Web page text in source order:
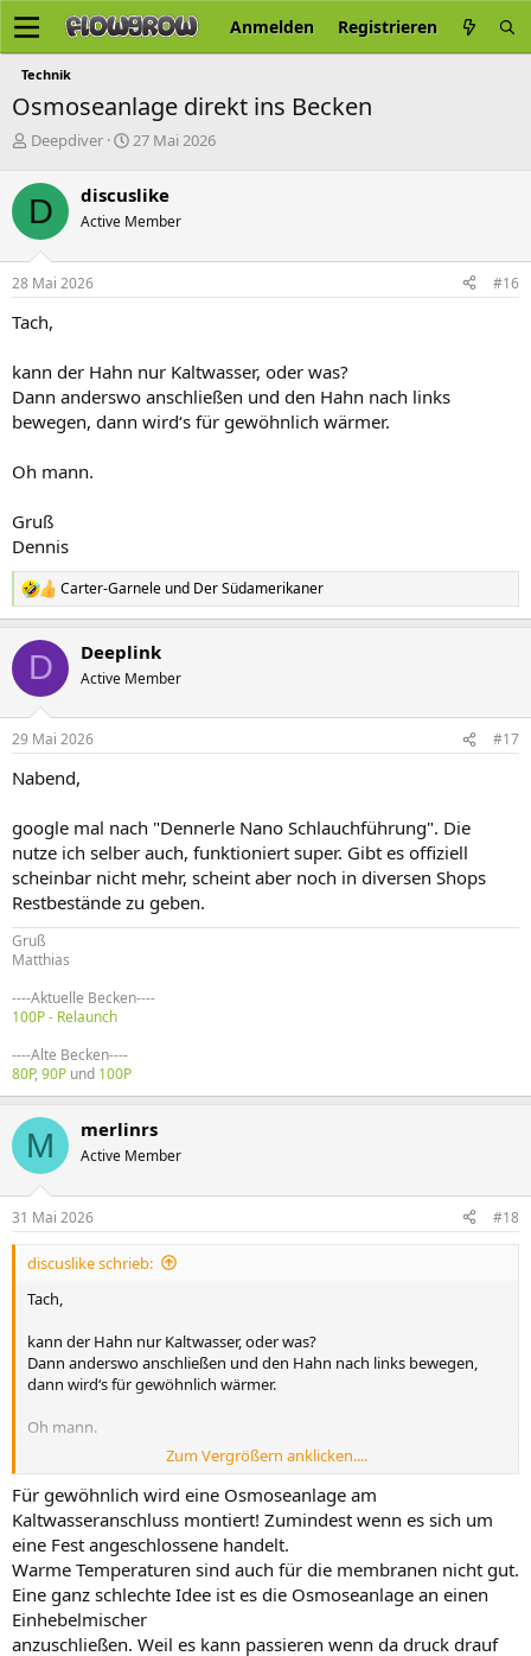
Anmelden Registrieren
Technik
Osmoseanlage direkt ins Becken
E
s
t
e
l
l
e
Deepdiver
E
t
e
l
27 Mai 2026
D discuslike
Active Member
28 Mai 2026 #16
Tach,
kann der Hahn nur Kaltwasser, oder was?
Dann anderswo anschließen und den Hahn nach links
bewegen, dann wird‘s für gewöhnlich wärmer.
Oh mann.
Gruß
Dennis
R
e
k
i
e
:
Carter-Garnele und Der Südamerikaner
D Deeplink
Active Member
29 Mai 2026 #17
Nabend,
google mal nach "Dennerle Nano Schlauchführung". Die
nutze ich selber auch, funktioniert super. Gibt es offiziell
scheinbar nicht mehr, scheint aber noch in diversen Shops
Restbestände zu geben.
Gruß
Matthias
----Aktuelle Becken----
100P - Relaunch
----Alte Becken----
80P, 90P und 100P
M merlinrs
Active Member
31 Mai 2026 #18
discuslike schrieb:
Tach,
kann der Hahn nur Kaltwasser, oder was?
Dann anderswo anschließen und den Hahn nach links bewegen,
dann wird‘s für gewöhnlich wärmer.
Oh mann.
Dennis
Zum Vergrößern anklicken....
Für gewöhnlich wird eine Osmoseanlage am
Kaltwasseranschluss montiert! Zumindest wenn es sich um
eine Fest angeschlossene handelt.
Warme Temperaturen sind auch für die membranen nicht gut.
Eine ganz schlechte Idee ist es die Osmoseanlage an einen
Einhebelmischer
anzuschließen. Weil es kann passieren wenn da druck drauf